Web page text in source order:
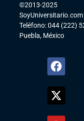
©2013-2025
SoyUniversitario.com
Teléfono: 044 (222)
Puebla, México